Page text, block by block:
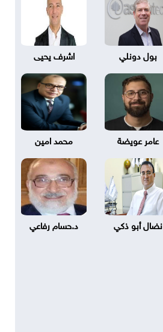
بول دونلي اشرف يحيى
عامر عويضة محمد امين
نضال أبو ذكي د.حسام رفاعي